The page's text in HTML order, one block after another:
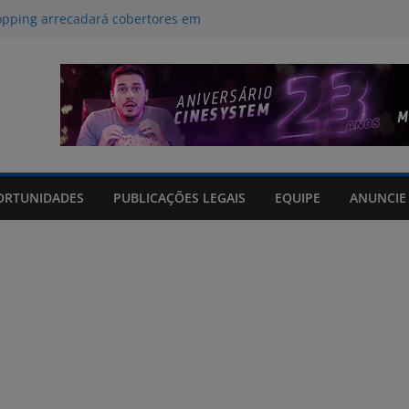
arrecadará cobertores em
danos em 114 municípios e
feridos no Rio Grande do Sul
para a influência da inteligência
no desestímulo ao aleitamento
do Sul
PUBLICAÇÕES LEGAIS EQUIPE ANUNCIE